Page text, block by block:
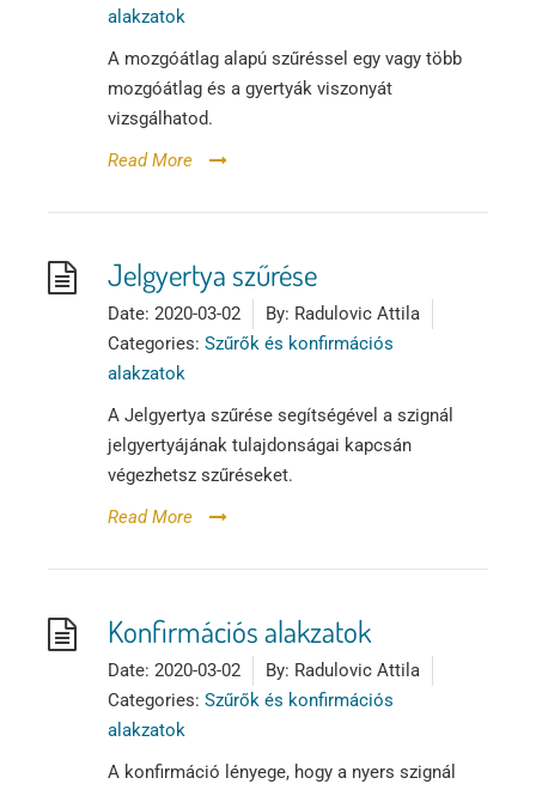
alakzatok
A mozgóátlag alapú szűréssel egy vagy több
mozgóátlag és a gyertyák viszonyát
vizsgálhatod.
Read More
Jelgyertya szűrése
Date: 2020-03-02 By: Radulovic Attila
Categories: Szűrők és konfirmációs
alakzatok
A Jelgyertya szűrése segítségével a szignál
jelgyertyájának tulajdonságai kapcsán
végezhetsz szűréseket.
Read More
Konfirmációs alakzatok
Date: 2020-03-02 By: Radulovic Attila
Categories: Szűrők és konfirmációs
alakzatok
A konfirmáció lényege, hogy a nyers szignál